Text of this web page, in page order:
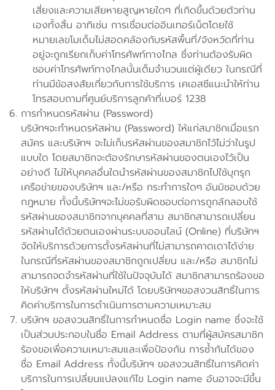
เสี่ยงและความเสียหายสูญหายใดๆ ที่เกิดขึ้นด้วยตัวท่าน
เองทั้งสิ้น อาทิเช่น การเชื่อมต่ออินเทอร์เน็ตโดยใช้
หมายเลขโมเด็มไม่สอดคล้องกับรหัสพื้นที่/จังหวัดที่ท่าน
อยู่จะถูกเรียกเก็บค่าโทรศัพท์ทางไกล ซึ่งท่านต้องรับผิด
ชอบค่าโทรศัพท์ทางไกลนั้นเต็มจำนวนแต่ผู้เดียว ในกรณีที่
ท่านมีข้อสงสัยเกี่ยวกับการใช้บริการ เคเอสซีแนะนำให้ท่าน
โทรสอบถามที่ศูนย์บริการลูกค้าที่เบอร์ 1238
การกำหนดรหัสผ่าน (Password)
บริษัทฯจะกำหนดรหัสผ่าน (Password) ให้แก่สมาชิกเมื่อแรก
สมัคร และบริษัทฯ จะไม่เก็บรหัสผ่านของสมาชิกไว้ไม่ว่าในรูป
แบบใด โดยสมาชิกจะต้องรักษารหัสผ่านของตนเองไว้เป็น
อย่างดี ไม่ให้บุคคลอื่นใดนำรหัสผ่านของสมาชิกไปใช้บุกรุก
เครือข่ายของบริษัทฯ และ/หรือ กระทำการใดๆ อันมิชอบด้วย
กฎหมาย ทั้งนี้บริษัทฯจะไม่ขอรับผิดชอบต่อการถูกลักลอบใช้
รหัสผ่านของสมาชิกจากบุคคลที่สาม สมาชิกสามารถเปลี่ยน
รหัสผ่านได้ด้วยตนเองผ่านระบบออนไลน์ (Online) ที่บริษัทฯ
จัดให้บริการด้วยการตั้งรหัสผ่านที่ไม่สามารถคาดเดาได้ง่าย
ในกรณีที่รหัสผ่านของสมาชิกถูกเปลี่ยน และ/หรือ สมาชิกไม่
สามารถจดจำรหัสผ่านที่ใช้ในปัจจุบันได้ สมาชิกสามารถร้องขอ
ให้บริษัทฯ ตั้งรหัสผ่านใหม่ได้ โดยบริษัทฯขอสงวนสิทธิ์ในการ
คิดค่าบริการในการดำเนินการตามความเหมาะสม
บริษัทฯ ขอสงวนสิทธิ์ในการกำหนดชื่อ Login name ซึ่งจะใช้
เป็นส่วนประกอบในชื่อ Email Address ตามที่ผู้สมัครสมาชิก
ร้องขอเพื่อความเหมาะสมและเพื่อป้องกัน การซ้ำกันได้ของ
ชื่อ Email Address ทั้งนี้บริษัทฯ ขอสงวนสิทธิ์ในการคิดค่า
บริการในการเปลี่ยนแปลงแก้ไข Login name อันอาจจะมีขึ้น